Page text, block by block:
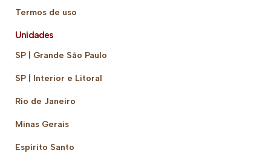
Termos de uso
Unidades
SP | Grande São Paulo
SP | Interior e Litoral
Rio de Janeiro
Minas Gerais
Espírito Santo